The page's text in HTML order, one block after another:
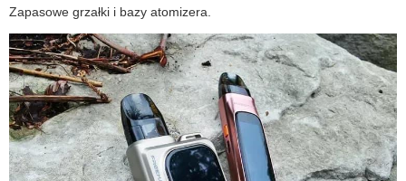
Zapasowe grzałki i bazy atomizera.